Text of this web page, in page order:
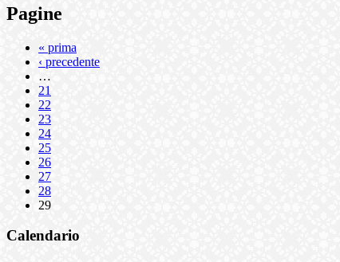
Pagine
« prima
‹ precedente
…
21
22
23
24
25
26
27
28
29
Calendario